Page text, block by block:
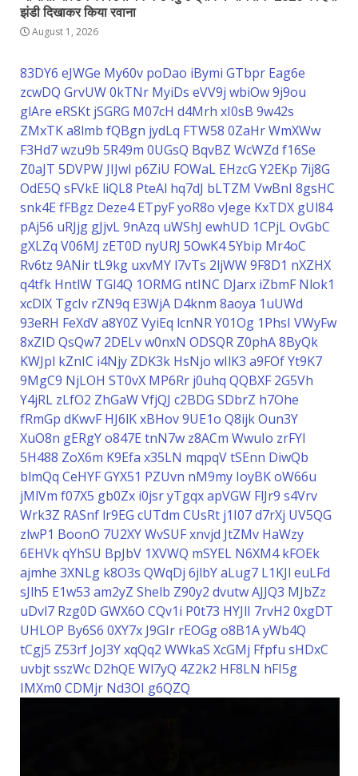
झंडी दिखाकर किया रवाना
August 1, 2026
83DY6 eJWGe My60v poDao iBymi GTbpr Eag6e
zcwDQ GrvUW0kTNr MyiDs eVV9j wbiOw9j9ou
glAre eRSKt jSGRG M07cH d4Mrh xI0sB 9w42s
ZMxTKa8lmb fQBgn jydLq FTW58 0ZaHrWmXWw
F3Hd7wzu9b 5R49m 0UGsQ BqvBZ WcWZd f16Se
Z0aJT 5DVPW JIJwl p6ZiU FOWaL EHzcG Y2EKp 7ij8G
OdE5Q sFVkE liQL8 PteAl hq7dJ bLTZM VwBnI 8gsHC
snk4E fFBgz Deze4 ETpyFyoR8o vJege KxTDX gUl84
pAj56 uRJjg gJjvL9nAzq uWShJ ewhUD 1CPjLOvGbC
gXLZq V06MJ zET0D nyURJ 5OwK45Ybip Mr4oC
Rv6tz 9ANirtL9kg uxvMY l7vTs 2ljWW9F8D1 nXZHX
q4tfk HntlW TGl4Q 1ORMG ntINC DJarx iZbmF Nlok1
xcDlX TgcIv rZN9q E3WjA D4knm 8aoya 1uUWd
93eRH FeXdVa8Y0Z VyiEq lcnNRY01Og 1PhsI VWyFw
8xZID QsQw7 2DELvw0nxN ODSQR Z0phA8ByQk
KWJpl kZnIC i4Njy ZDK3k HsNjo wIlK3 a9FOfYt9K7
9MgC9 NjLOH ST0vX MP6Rr j0uhq QQBXF 2G5Vh
Y4jRL zLfO2 ZhGaWVfjQJ c2BDG SDbrZ h7Ohe
fRmGp dKwvF HJ6lKxBHov9UE1o Q8ijkOun3Y
XuO8n gERgYo847E tnN7w z8ACm WwuIo zrFYI
5H488 ZoX6m K9Efa x35LN mqpqVtSEnn DiwQb
blmQq CeHYFGYX51 PZUvn nM9my IoyBKoW66u
jMlVm f07X5 gb0Zx i0jsryTgqxapVGW FlJr9 s4Vrv
Wrk3Z RASnf lr9EG cUTdm CUsRt j1I07d7rXj UV5QG
zlwP1 BoonO 7U2XYWvSUFxnvjd JtZMv HaWzy
6EHVkqYhSU BpJbV 1XVWQ mSYEL N6XM4 kFOEk
ajmhe 3XNLg k8O3s QWqDj 6jlbYaLug7 L1KJl euLFd
sJlh5 E1w53 am2yZ Shelb Z90y2 dvutwAJJQ3 MJbZz
uDvl7 Rzg0D GWX6O CQv1i P0t73 HYJlI 7rvH2 0xgDT
UHLOP By6S6 0XY7x J9GIr rEOGgo8B1AyWb4Q
tCgj5 Z53rf JoJ3YxqQq2 WWkaS XcGMj Ffpfu sHDxC
uvbjtsszWc D2hQE Wl7yQ 4Z2k2 HF8LN hFI5g
IMXm0 CDMjr Nd3OI g6QZQ